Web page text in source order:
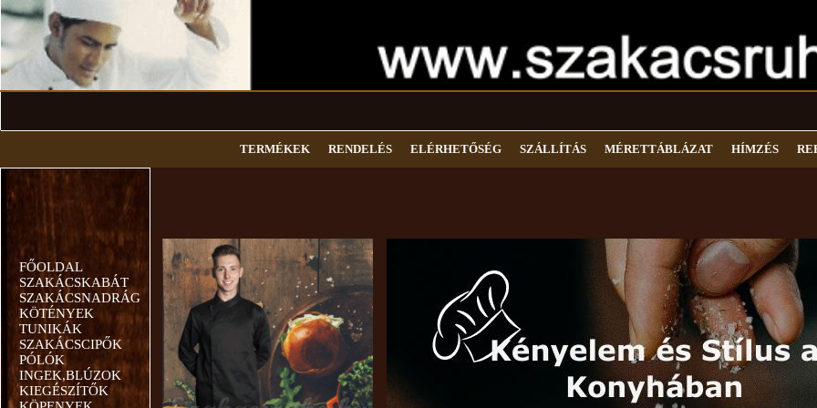
TERMÉKEK
RENDELÉS ELÉRHETŐSÉG SZÁLLÍTÁS MÉRETTÁBLÁZAT HÍMZÉS
FŐOLDAL
SZAKÁCSKABÁT
SZAKÁCSNADRÁG
KÖTÉNYEK
TUNIKÁK
SZAKÁCSCIPŐK
PÓLÓK
INGEK,BLÚZOK
KIEGÉSZÍTŐK